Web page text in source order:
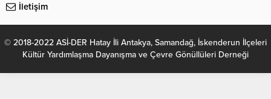
İletişim
© 2018-2022 ASİ-DER Hatay İli Antakya, Samandağ, İskenderun İlçeleri
Kültür Yardımlaşma Dayanışma ve Çevre Gönüllüleri Derneği